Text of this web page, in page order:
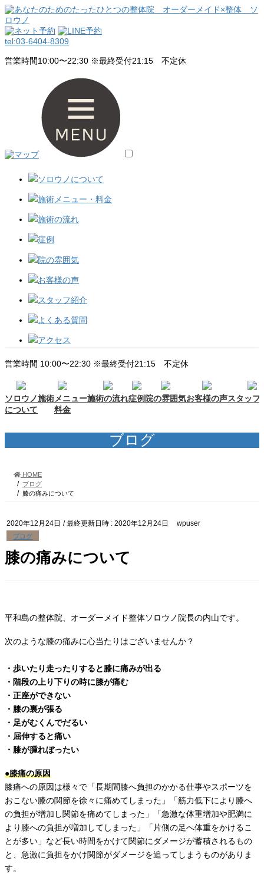
コ
ン
テ
ン
へ
ナ
ビ
ゲ
ー
ョ
tel:03-6404-8309
営業時間10:00〜22:30 ※最終受付21:15 不定休
ソロウノについて
施術メニュー・料金
施術の流れ
症例
院の雰囲気
お客様の声
スタッフ紹介
よくある質問
アクセス
営業時間 10:00〜22:30 ※最終受付21:15 不定休
ソロウノ
について
施術メニュー
料金
施術の流れ症例 院の雰囲気お客様の声スタッフ
ブログ
HOME
ブログ
膝の痛みについて
2020年12月24日 / 最終更新日時 : 2020年12月24日 wpuser
ブログ
膝の痛みについて
平和島の整体院、オーダーメイド整体ソロウノ院長の内山です。
次のような膝の痛みに心当たりはございませんか？
・歩いたり走ったりすると膝に痛みが出る
・階段の上り下りの時に膝が痛む
・正座ができない
・膝の裏が張る
・足がむくんでだるい
・屈伸すると痛い
・膝が腫れぼったい
●膝痛の原因
膝痛への原因は様々で「長期間膝へ負担のかかる仕事やスポーツを
おこない膝の関節を徐々に痛めてしまった」「筋力低下により膝へ
の負担が増加し関節を痛めてしまった」「急激な体重増加や肥満に
より膝への負担が増加してしまった」「片側の足へ体重をかけるこ
とが多い」など長い時間をかけて関節にダメージが蓄積されるもの
と、急激に負担をかけ関節がダメージを追ってしまうものがありま
す。